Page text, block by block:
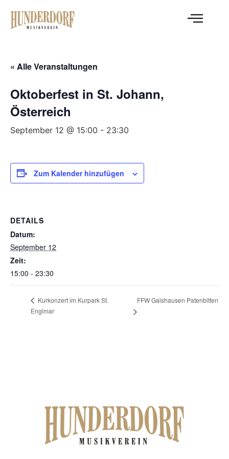
« Alle Veranstaltungen
Oktoberfest in St. Johann,
Österreich
September 12 @ 15:00 - 23:30
Zum Kalender hinzufügen
DETAILS
Datum:
September 12
Zeit:
15:00 - 23:30
Kurkonzert im Kurpark St.
Englmar
FFW Gaishausen Patenbitten